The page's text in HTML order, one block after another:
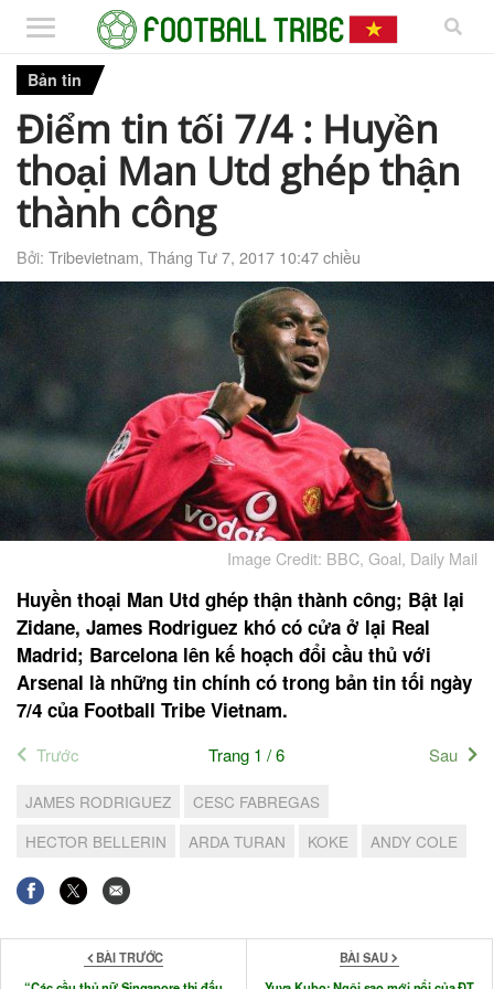
Bản tin
Điểm tin tối 7/4 : Huyền
thoại Man Utd ghép thận
thành công
Bởi: Tribevietnam, Tháng Tư 7, 2017 10:47 chiều
Image Credit: BBC, Goal, Daily Mail
Huyền thoại Man Utd ghép thận thành công; Bật lại
Zidane, James Rodriguez khó có cửa ở lại Real
Madrid; Barcelona lên kế hoạch đổi cầu thủ với
Arsenal là những tin chính có trong bản tin tối ngày
7/4 của Football Tribe Vietnam.
Trước Trang 1 / 6 Sau
JAMES RODRIGUEZ
CESC FABREGAS
HECTOR BELLERIN
ARDA TURAN KOKE ANDY COLE
BÀI TRƯỚC
BÀI SAU